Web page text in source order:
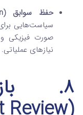
حفظ سوابق (Record Retention):
سیاست‌هایی
صورت فیزیکی و
نیازهای عملیاتی.
۸.